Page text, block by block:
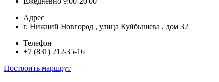
Адрес
г. Нижний Новгород , улица Куйбышева , дом 32
Телефон
+7 (831) 212-35-16
Построить маршрут